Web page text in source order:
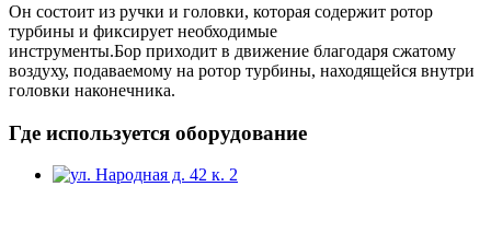
Он состоит из ручки и головки, которая содержит ротор
турбины и фиксирует необходимые
инструменты.Бор приходит в движение благодаря сжатому
воздуху, подаваемому на ротор турбины, находящейся внутри
головки наконечника.
Где используется оборудование